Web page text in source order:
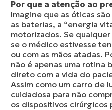
Por que a atenção ao
Imagine que as óticas
as baterias, a “energia
motorizados. Se
se o médico estivesse
ou com as mãos atadas.
não é apenas uma rotina
direto com a vida do
Assim como um carro de
cuidadosa para não
os dispositivos cirúrgicos